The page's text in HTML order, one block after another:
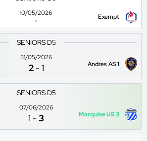
10/05/2026
-
Exempt
SENIORS D5
31/05/2026
2 -1 Andres AS 1
SENIORS D5
07/06/2026
1 -3 Marquise US 3